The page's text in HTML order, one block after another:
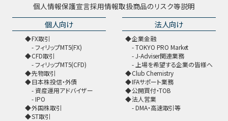
個人情報保護宣言採用情報取扱商品のリスク等説明
個人向け
FX取引
フィリップMT5(FX)
CFD取引
フィリップMT5(CFD)
先物取引
日本株投信・外債
資産運用アドバイザー
IPO
外国株取引
ST取引
法人向け
企業金融
TOKYO PRO Market
J-Adviser関連業務
上場を希望する企業の皆様へ
Club Chemistry
IFAサポート業務
公開買付・TOB
法人営業
DMA・高速取引等